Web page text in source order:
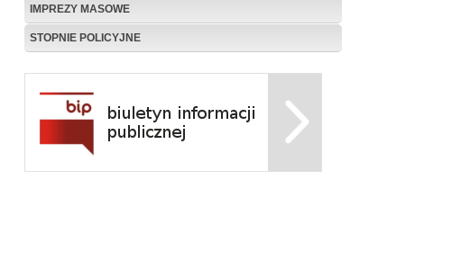
IMPREZY MASOWE
STOPNIE POLICYJNE